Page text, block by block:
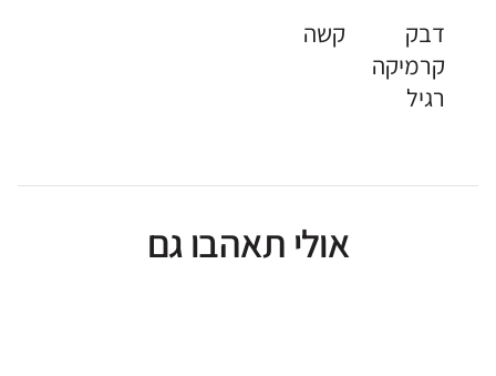
דבק
קרמיקה
רגיל
קשה
אולי תאהבו גם